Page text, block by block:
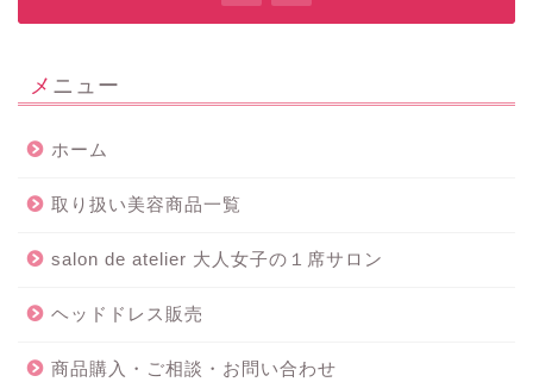
メニュー
ホーム
取り扱い美容商品一覧
salon de atelier 大人女子の１席サロン
ヘッドドレス販売
商品購入・ご相談・お問い合わせ